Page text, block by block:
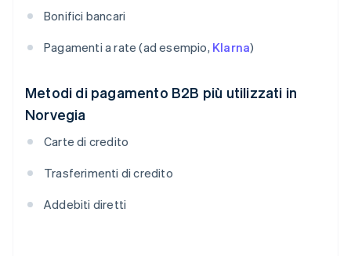
Bonifici bancari
Pagamenti a rate (ad esempio, Klarna)
Metodi di pagamento B2B più utilizzati in
Norvegia
Carte di credito
Trasferimenti di credito
Addebiti diretti